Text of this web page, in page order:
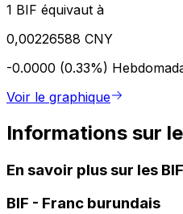
1 BIF équivaut à
0,00226588 CNY
-0.0000 (0.33%)
Voir le graphique
Informations sur
En savoir plus sur les
BIF - Franc burundais